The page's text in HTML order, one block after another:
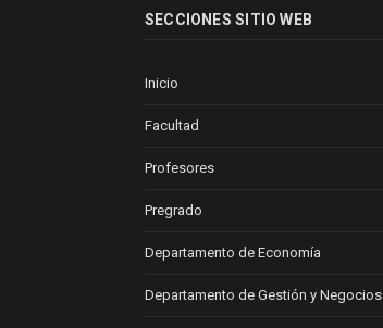
SECCIONES SITIO WEB
Inicio
Facultad
Profesores
Pregrado
Departamento de Economía
Departamento de Gestión y Negocios